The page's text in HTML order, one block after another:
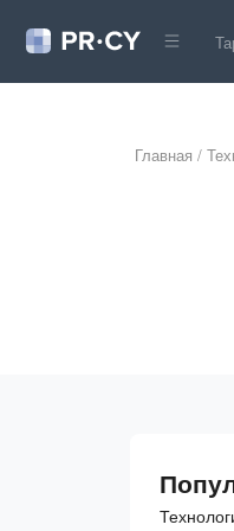
Главная /